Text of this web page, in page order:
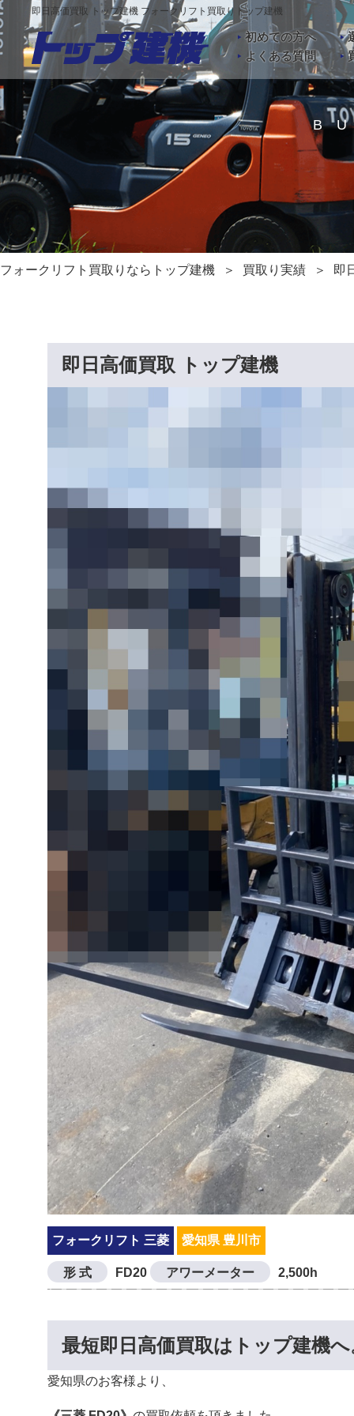
即日高価買取 トップ建機 フォークリフト買取りトップ建機
初めての方へ
よくある質問
フォークリフト買取りならトップ建機 買取り実績 即
即日高価買取 トップ建機
フォークリフト 三菱 愛知県 豊川市
形 式 FD20 アワーメーター 2,500h
最短即日高価買取はトップ建機へ
愛知県のお客様より、